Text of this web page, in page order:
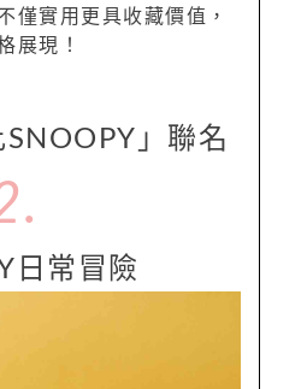
僅實用更具收藏價值，
展現！
」聯名
日常冒險